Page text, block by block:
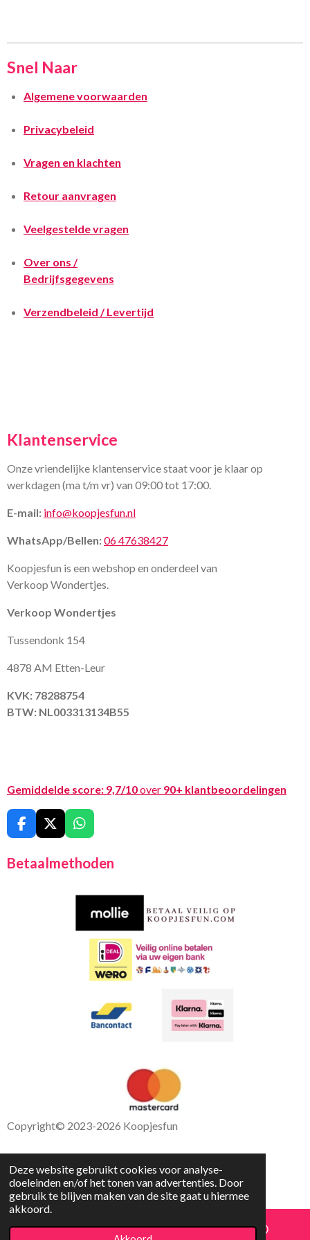
Deze website gebruikt cookies voor analyse-
doeleinden en/of het tonen van advertenties. Door
gebruik te blijven maken van de site gaat u hiermee
akkoord.
Snel Naar
Algemene voorwaarden
Privacybeleid
Vragen en klachten
Retour aanvragen
Veelgestelde vragen
Over ons /
Bedrijfsgegevens
Verzendbeleid / Levertijd
Klantenservice
Onze vriendelijke klantenservice staat voor je klaar op
werkdagen (ma t/m vr) van 09:00 tot 17:00.
E-mail: info@koopjesfun.nl
WhatsApp/Bellen:06 47638427
Koopjesfun is een webshop en onderdeel van
Verkoop Wondertjes.
Verkoop Wondertjes
Tussendonk 154
4878 AM Etten-Leur
KVK: 78288754
BTW: NL003313134B55
Gemiddelde score: 9,7/10over 90+ klantbeoordelingen
F
a
c
e
X
W
h
t
A
Betaalmethoden
Copyright© 2023-2026 Koopjesfun